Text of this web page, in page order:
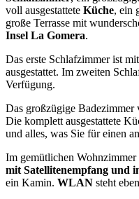
voll ausgestattete Küche, ein
große Terrasse mit
Insel La Gomera.
Das erste Schlafzimmer ist
ausgestattet. Im zweiten
Verfügung.
Das großzügige Badezimmer
Die komplett ausgestattete
und alles, was Sie für einen
Im gemütlichen Wohnzimmer
mit Satellitenempfang und
ein Kamin. WLAN steht